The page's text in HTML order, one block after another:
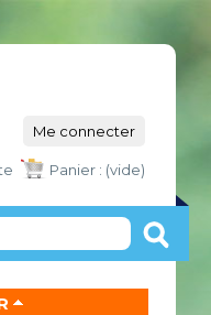
Me connecter
Panier : (vide)